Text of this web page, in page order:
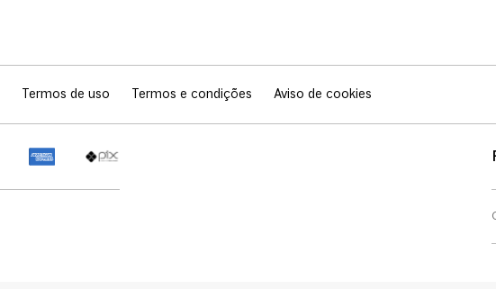
Termos de uso Termos e condições Aviso de cookies